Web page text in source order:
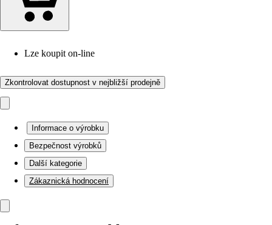
Lze koupit on-line
Zkontrolovat dostupnost v nejbližší prodejně
Informace o výrobku
Bezpečnost výrobků
Další kategorie
Zákaznická hodnocení